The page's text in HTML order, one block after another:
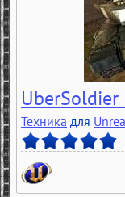
Техника для